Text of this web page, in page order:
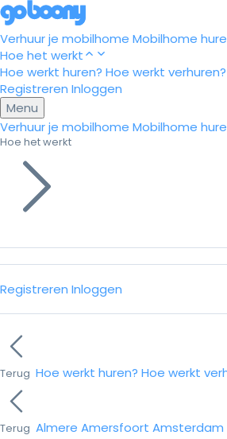
Verhuur je mobilhome Mobilhome
Hoe het werkt
Hoe werkt huren? Hoe werkt verhuren?
Registreren Inloggen
Menu
Verhuur je mobilhome Mobilhome
Hoe het werkt
Registreren Inloggen
Terug Hoe werkt huren? Hoe werkt
Terug Almere Amersfoort Amsterdam